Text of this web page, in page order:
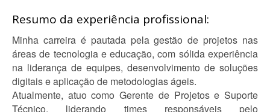
Resumo da experiência profissional:
Minha carreira é pautada pela gestão de projetos nas
áreas de tecnologia e educação, com sólida experiência
na liderança de equipes, desenvolvimento de soluções
digitais e aplicação de metodologias ágeis.
Atualmente, atuo como Gerente de Projetos e Suporte
Técnico, liderando times responsáveis pelo